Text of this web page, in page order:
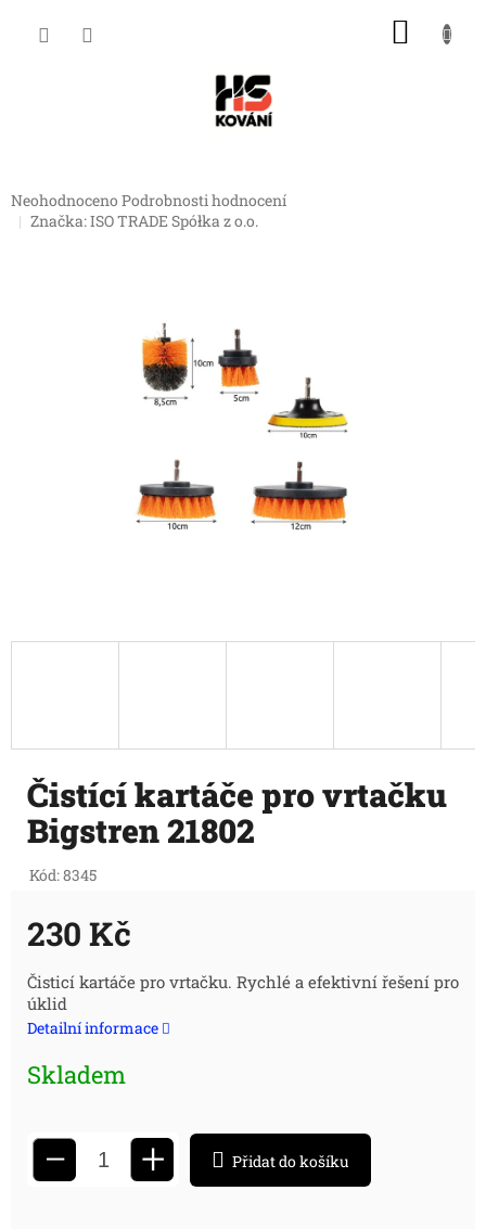
Průměrné
hodnocení
Neohodnoceno Podrobnosti hodnocení
Značka:ISO TRADE Spółka z o.o.
Čistící kartáče pro vrtačku
Bigstren 21802
Kód:8345
230 Kč
Měrná
cena:
Čisticí kartáče pro vrtačku. Rychlé a efektivní řešení pro
úklid
Detailní informace
Skladem
− + Přidat do košíku